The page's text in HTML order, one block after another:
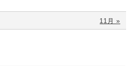
11月 »